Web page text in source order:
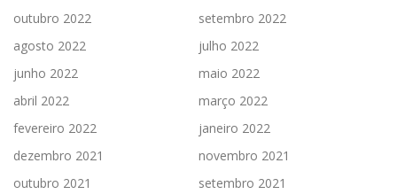
outubro 2022
setembro 2022
agosto 2022
julho 2022
junho 2022
maio 2022
abril 2022
março 2022
fevereiro 2022
janeiro 2022
dezembro 2021
novembro 2021
outubro 2021
setembro 2021